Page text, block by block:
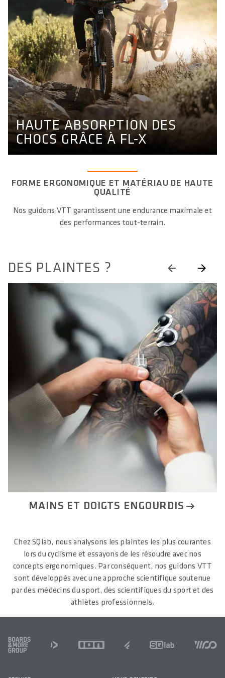
HAUTE ABSORPTION DES
CHOCS GRÂCE À FL-X
HAUTE ABSORPTION DES
CHOCS GRÂCE À FL-X
Découvrez ce que l'étude a révélé sur l'amortissement de
nos guidons FL-X.
ÉTUDE FL-X
FORME ERGONOMIQUE ET MATÉRIAU DE HAUTE
QUALITÉ
Nos guidons VTT garantissent une endurance maximale et
des performances tout-terrain.
DES PLAINTES ?
MAINS ET DOIGTS ENGOURDIS
Chez SQlab, nous analysons les plaintes les plus courantes
lors du cyclisme et essayons de les résoudre avec nos
concepts ergonomiques. Par conséquent, nos guidons VTT
sont développés avec une approche scientifique soutenue
par des médecins du sport, des scientifiques du sport et des
athlètes professionnels.
FOOTER